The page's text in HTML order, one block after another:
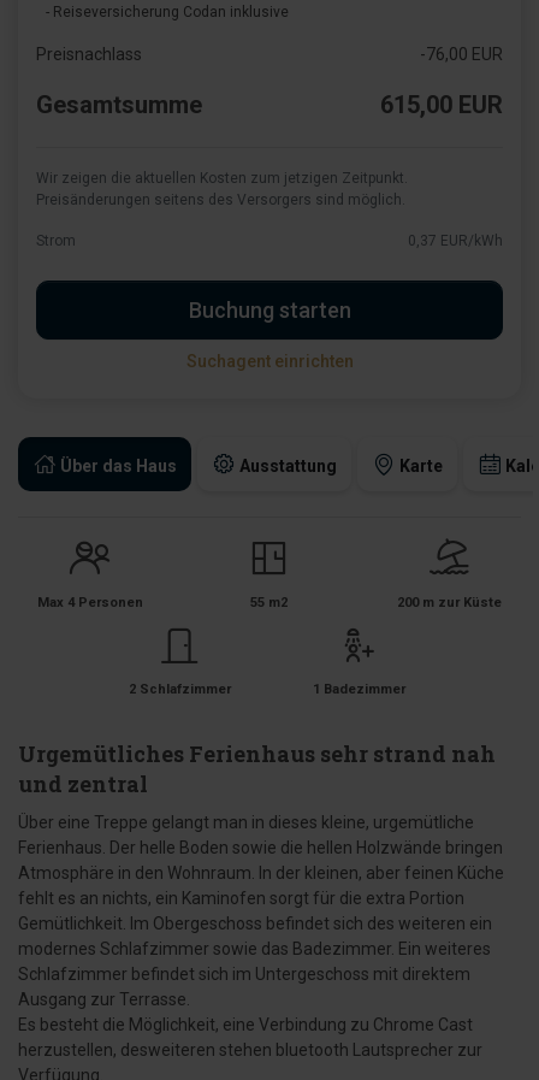
Über das Haus Ausstattung Karte
Max 4 Personen 55 m2 200 m zur Küste
2 Schlafzimmer 1 Badezimmer
Urgemütliches Ferienhaus sehr strand nah
und zentral
Über eine Treppe gelangt man in dieses kleine, urgemütliche
Ferienhaus. Der helle Boden sowie die hellen Holzwände bringen
Atmosphäre in den Wohnraum. In der kleinen, aber feinen Küche
fehlt es an nichts, ein Kaminofen sorgt für die extra Portion
Gemütlichkeit. Im Obergeschoss befindet sich des weiteren ein
modernes Schlafzimmer sowie das Badezimmer. Ein weiteres
Schlafzimmer befindet sich im Untergeschoss mit direktem
Ausgang zur Terrasse.
Es besteht die Möglichkeit, eine Verbindung zu Chrome Cast
herzustellen, desweiteren stehen bluetooth Lautsprecher zur
Verfügung.
- Reiseversicherung Codan inklusive
Preisnachlass -76,00 EUR
Gesamtsumme 615,00 EUR
Wir zeigen die aktuellen Kosten zum jetzigen Zeitpunkt.
Preisänderungen seitens des Versorgers sind möglich.
Strom 0,37 EUR/kWh
Buchung starten
Suchagent einrichten